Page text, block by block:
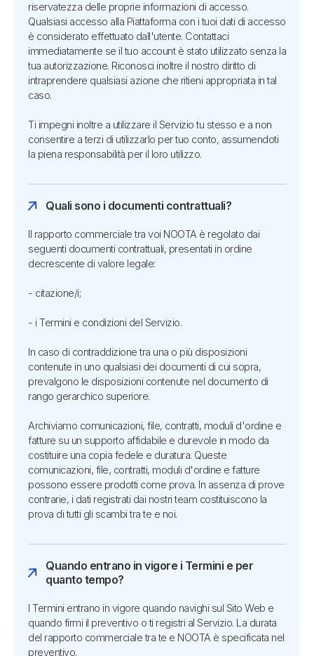
riservatezza delle proprie informazioni di accesso.
Qualsiasi accesso alla Piattaforma con i tuoi dati di accesso
è considerato effettuato dall'utente. Contattaci
immediatamente se il tuo account è stato utilizzato senza la
tua autorizzazione. Riconosci inoltre il nostro diritto di
intraprendere qualsiasi azione che ritieni appropriata in tal
caso.
Ti impegni inoltre a utilizzare il Servizio tu stesso e a non
consentire a terzi di utilizzarlo per tuo conto, assumendoti
la piena responsabilità per il loro utilizzo.
Quali sono i documenti contrattuali?
Il rapporto commerciale tra voi NOOTA è regolato dai
seguenti documenti contrattuali, presentati in ordine
decrescente di valore legale:
- citazione/i;
- i Termini e condizioni del Servizio.
In caso di contraddizione tra una o più disposizioni
contenute in uno qualsiasi dei documenti di cui sopra,
prevalgono le disposizioni contenute nel documento di
rango gerarchico superiore.
Archiviamo comunicazioni, file, contratti, moduli d'ordine e
fatture su un supporto affidabile e durevole in modo da
costituire una copia fedele e duratura. Queste
comunicazioni, file, contratti, moduli d'ordine e fatture
possono essere prodotti come prova. In assenza di prove
contrarie, i dati registrati dai nostri team costituiscono la
prova di tutti gli scambi tra te e noi.
Quando entrano in vigore i Termini e per
quanto tempo?
I Termini entrano in vigore quando navighi sul Sito Web e
quando firmi il preventivo o ti registri al Servizio. La durata
del rapporto commerciale tra te e NOOTA è specificata nel
preventivo.